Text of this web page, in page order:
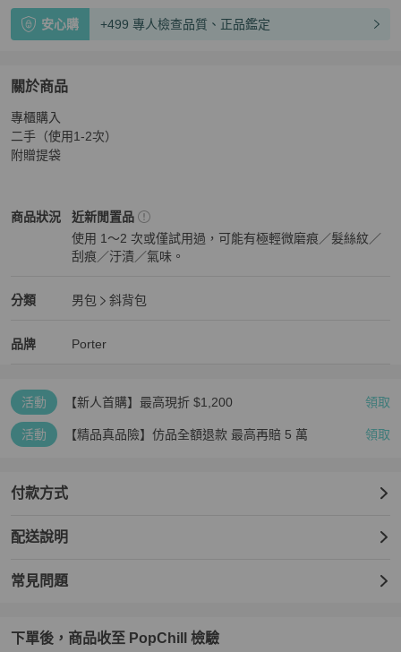
安心購 +499 專人檢查品質、正品鑑定
關於商品
關於PORTER 男用後背包/肩背包/斜背包
專櫃購入
二手（使用1-2次）
附贈提袋
商品狀況
Porter男包 商品狀態與細節
近新閒置品
使用 1～2 次或僅試用過，可能有極輕微磨痕／髮絲紋／
刮痕／汙漬／氣味。
分類
Porter 分類資訊
男包
斜背包
品牌
Porter 男包品牌介紹
Porter
Porter 推薦清單
活動 【新人首購】最高現折 $1,200 領取
活動 【精品真品險】仿品全額退款 最高再賠 5 萬 領取
付款方式
配送說明
常見問題
下單後，商品收至 PopChill 檢驗